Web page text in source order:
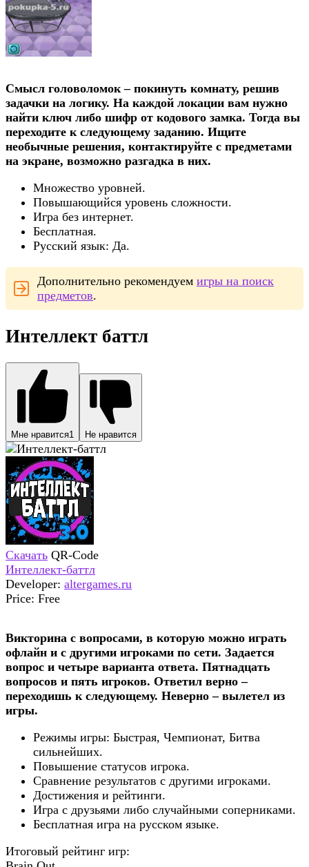
Смысл головоломок – покинуть комнату, решив
задачки на логику. На каждой локации вам нужно
найти ключ либо шифр от кодового замка. Тогда вы
переходите к следующему заданию. Ищите
необычные решения, контактируйте с предметами
на экране, возможно разгадка в них.
Множество уровней.
Повышающийся уровень сложности.
Игра без интернет.
Бесплатная.
Русский язык: Да.
Дополнительно рекомендуем игры на поиск
предметов.
Интеллект баттл
Мне нравится1 Не нравится
Скачать QR-Code
Интеллект-баттл
Developer: altergames.ru
Price: Free
Викторина с вопросами, в которую можно играть
офлайн и с другими игроками по сети. Задается
вопрос и четыре варианта ответа. Пятнадцать
вопросов и пять игроков. Ответил верно –
переходишь к следующему. Неверно – вылетел из
игры.
Режимы игры: Быстрая, Чемпионат, Битва
сильнейших.
Повышение статусов игрока.
Сравнение результатов с другими игроками.
Достижения и рейтинги.
Игра с друзьями либо случайными соперниками.
Бесплатная игра на русском языке.
Итоговый рейтинг игр: